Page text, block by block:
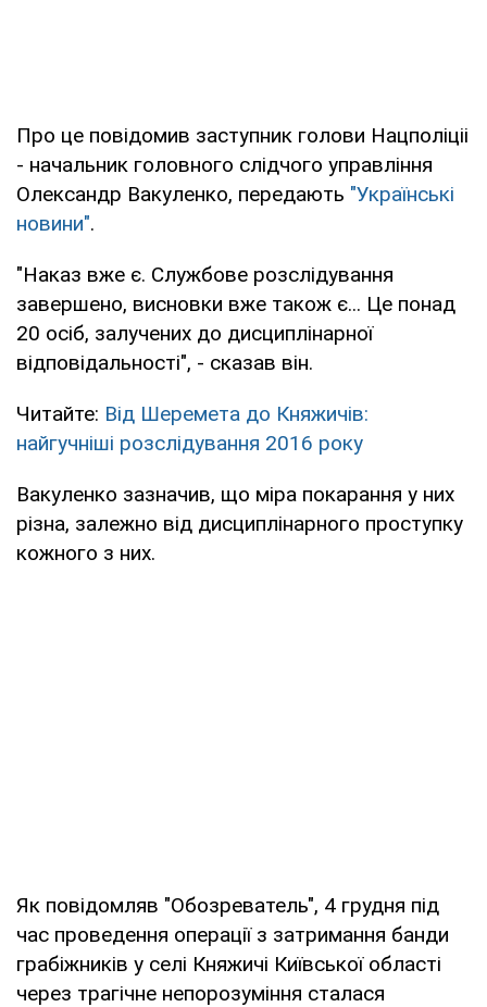
Про це повідомив заступник голови Нацполіціі
- начальник головного слідчого управління
Олександр Вакуленко, передають "Українські
новини".
"Наказ вже є. Службове розслідування
завершено, висновки вже також є... Це понад
20 осіб, залучених до дисциплінарної
відповідальності", - сказав він.
Читайте: Від Шеремета до Княжичів:
найгучніші розслідування 2016 року
Вакуленко зазначив, що міра покарання у них
різна, залежно від дисциплінарного проступку
кожного з них.
Як повідомляв "Обозреватель", 4 грудня під
час проведення операції з затримання банди
грабіжників у селі Княжичі Київської області
через трагічне непорозуміння сталася